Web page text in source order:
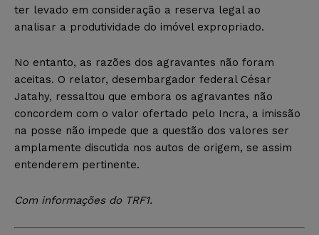
ter levado em consideração a reserva legal ao
analisar a produtividade do imóvel expropriado.
No entanto, as razões dos agravantes não foram
aceitas. O relator, desembargador federal César
Jatahy, ressaltou que embora os agravantes não
concordem com o valor ofertado pelo Incra, a imissão
na posse não impede que a questão dos valores ser
amplamente discutida nos autos de origem, se assim
entenderem pertinente.
Com informações do TRF1.